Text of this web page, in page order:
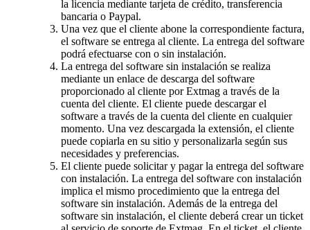
la licencia mediante tarjeta de crédito, transferencia
bancaria o Paypal.
Una vez que el cliente abone la correspondiente factura,
el software se entrega al cliente. La entrega del software
podrá efectuarse con o sin instalación.
La entrega del software sin instalación se realiza
mediante un enlace de descarga del software
proporcionado al cliente por Extmag a través de la
cuenta del cliente. El cliente puede descargar el
software a través de la cuenta del cliente en cualquier
momento. Una vez descargada la extensión, el cliente
puede copiarla en su sitio y personalizarla según sus
necesidades y preferencias.
El cliente puede solicitar y pagar la entrega del software
con instalación. La entrega del software con instalación
implica el mismo procedimiento que la entrega del
software sin instalación. Además de la entrega del
software sin instalación, el cliente deberá crear un ticket